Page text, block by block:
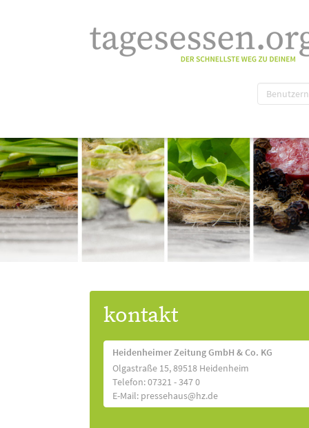
kontakt
Heidenheimer Zeitung GmbH & Co. KG
Olgastraße 15, 89518 Heidenheim
Telefon: 07321 - 347 0
E-Mail: pressehaus@hz.de